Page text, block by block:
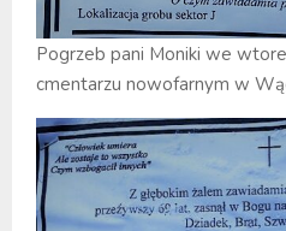
Pogrzeb pani Moniki we
cmentarzu nowofarnym w